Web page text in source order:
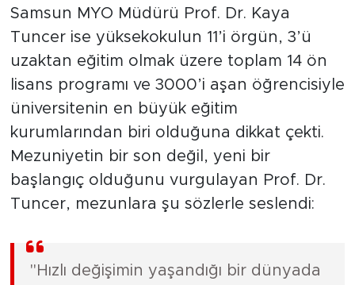
Samsun MYO Müdürü Prof. Dr. Kaya
Tuncer ise yüksekokulun 11’i örgün, 3’ü
uzaktan eğitim olmak üzere toplam 14 ön
lisans programı ve 3000’i aşan öğrencisiyle
üniversitenin en büyük eğitim
kurumlarından biri olduğuna dikkat çekti.
Mezuniyetin bir son değil, yeni bir
başlangıç olduğunu vurgulayan Prof. Dr.
Tuncer, mezunlara şu sözlerle seslendi:
"Hızlı değişimin yaşandığı bir dünyada